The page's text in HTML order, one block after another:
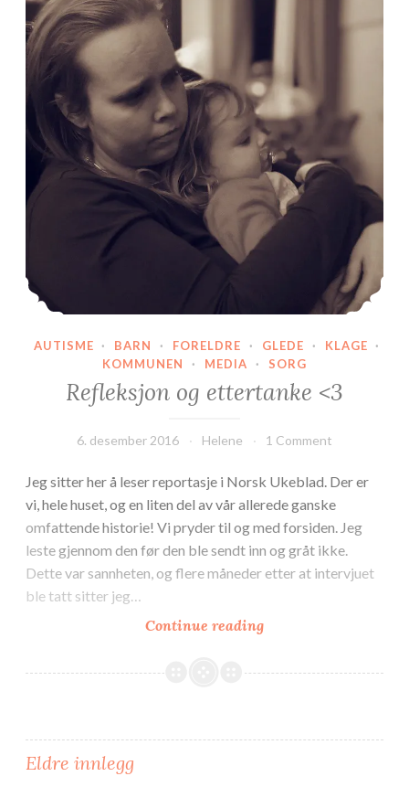
AUTISME · BARN · FORELDRE · GLEDE · KLAGE ·
KOMMUNEN
· MEDIA · SORG
Refleksjon og ettertanke <3
6. desember 2016 Helene 1 Comment
Jeg sitter her å leser reportasje i Norsk Ukeblad. Der er
vi, hele huset, og en liten del av vår allerede ganske
omfattende historie! Vi pryder til og med forsiden. Jeg
leste gjennom den før den ble sendt inn og gråt ikke.
Dette var sannheten, og flere måneder etter at intervjuet
ble tatt sitter jeg…
Continue readingRefleksjon
ettertanke
Innleggnavigasjon
Eldre innlegg